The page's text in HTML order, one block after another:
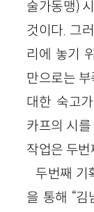
술가동맹)
것이다. 그
리에 놓기
만으로는
대한 숙고
카프의 시
작업은 두
두번째 기
을 통해 “김